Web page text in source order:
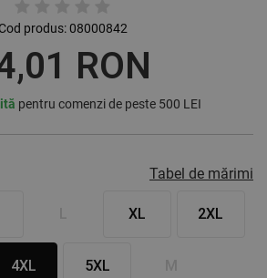
Cod produs:08000842
RON
pentru comenzi de peste 500 LEI
Tabel de mărimi
XL 2XL
4XL 5XL